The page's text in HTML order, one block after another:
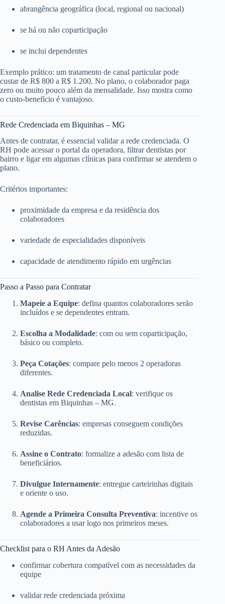
abrangência geográfica (local, regional ou nacional)
se há ou não coparticipação
se inclui dependentes
Exemplo prático: um tratamento de canal particular pode
custar de R$ 800 a R$ 1.200. No plano, o colaborador paga
zero ou muito pouco além da mensalidade. Isso mostra como
o custo-benefício é vantajoso.
Rede Credenciada em Biquinhas – MG
Antes de contratar, é essencial validar a rede credenciada. O
RH pode acessar o portal da operadora, filtrar dentistas por
bairro e ligar em algumas clínicas para confirmar se atendem o
plano.
Critérios importantes:
proximidade da empresa e da residência dos
colaboradores
variedade de especialidades disponíveis
capacidade de atendimento rápido em urgências
Passo a Passo para Contratar
Mapeie a Equipe: defina quantos colaboradores serão
incluídos e se dependentes entram.
Escolha a Modalidade: com ou sem coparticipação,
básico ou completo.
Peça Cotações: compare pelo menos 2 operadoras
diferentes.
Analise Rede Credenciada Local: verifique os
dentistas em Biquinhas – MG.
Revise Carências: empresas conseguem condições
reduzidas.
Assine o Contrato: formalize a adesão com lista de
beneficiários.
Divulgue Internamente: entregue carteirinhas digitais
e oriente o uso.
Agende a Primeira Consulta Preventiva: incentive os
colaboradores a usar logo nos primeiros meses.
Checklist para o RH Antes da Adesão
confirmar cobertura compatível com as necessidades da
equipe
validar rede credenciada próxima